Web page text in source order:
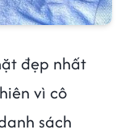
đẹp nhất
vì cô
sách